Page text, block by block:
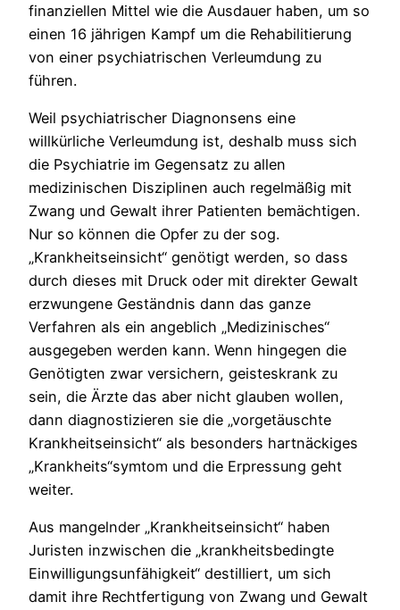
finanziellen Mittel wie die Ausdauer haben, um so
einen 16 jährigen Kampf um die Rehabilitierung
von einer psychiatrischen Verleumdung zu
führen.
Weil psychiatrischer Diagnonsens eine
willkürliche Verleumdung ist, deshalb muss sich
die Psychiatrie im Gegensatz zu allen
medizinischen Disziplinen auch regelmäßig mit
Zwang und Gewalt ihrer Patienten bemächtigen.
Nur so können die Opfer zu der sog.
„Krankheitseinsicht“ genötigt werden, so dass
durch dieses mit Druck oder mit direkter Gewalt
erzwungene Geständnis dann das ganze
Verfahren als ein angeblich „Medizinisches“
ausgegeben werden kann. Wenn hingegen die
Genötigten zwar versichern, geisteskrank zu
sein, die Ärzte das aber nicht glauben wollen,
dann diagnostizieren sie die „vorgetäuschte
Krankheitseinsicht“ als besonders hartnäckiges
„Krankheits“symtom und die Erpressung geht
weiter.
Aus mangelnder „Krankheitseinsicht“ haben
Juristen inzwischen die „krankheitsbedingte
Einwilligungsunfähigkeit“ destilliert, um sich
damit ihre Rechtfertigung von Zwang und Gewalt